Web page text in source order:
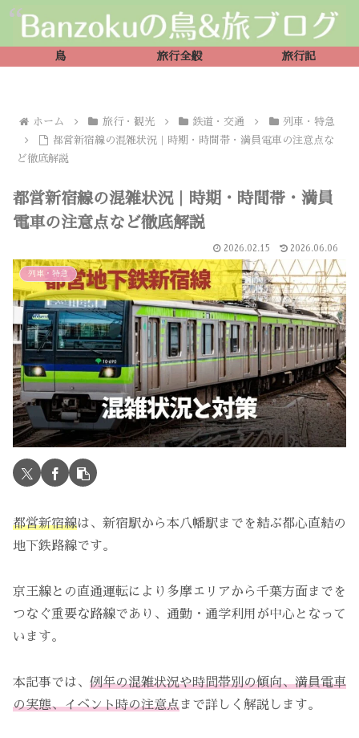
鳥 旅行全般 旅行記
ホーム 旅行・観光 鉄道・交通
列車・特急
都営新宿線の混雑状況｜時期・時間帯・満員電車の注意点な
ど徹底解説
都営新宿線の混雑状況｜時期・時間帯・満員
電車の注意点など徹底解説
2026.02.15 2026.06.06
列車・特急
都営新宿線は、新宿駅から本八幡駅までを結ぶ都心直結の
地下鉄路線です。
京王線との直通運転により多摩エリアから千葉方面までを
つなぐ重要な路線であり、通勤・通学利用が中心となって
います。
本記事では、 例年の混雑状況や時間帯別の傾向、満員電車
の実態、イベント時の注意点まで詳しく解説します。